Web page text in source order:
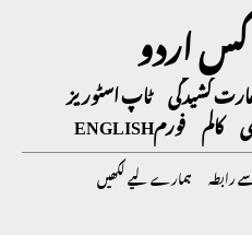
اردو
کشیدگی ٹاپ اسٹوریز
کالم فورمENGLISH
رابطہ ہمارے لیے لکھیں